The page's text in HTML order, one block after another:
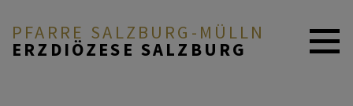
PFARRE SALZBURG-MÜLLN
ERZDIÖZESE SALZBURG